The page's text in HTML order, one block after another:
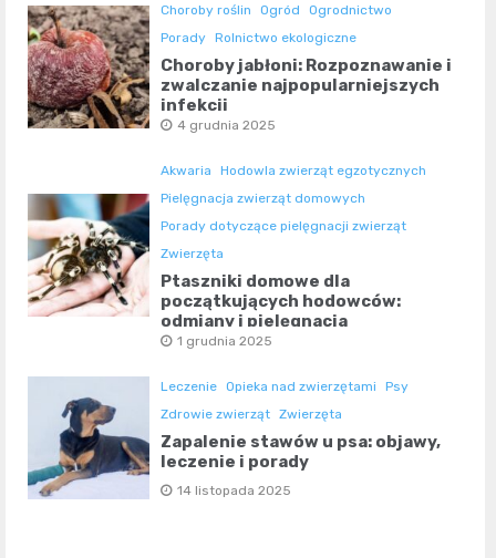
Choroby roślin Ogród
Ogrodnictwo
Porady Rolnictwo ekologiczne
Choroby jabłoni: Rozpoznawanie i
zwalczanie najpopularniejszych
infekcji
4 grudnia 2025
Akwaria
Hodowla zwierząt egzotycznych
Pielęgnacja zwierząt domowych
Porady dotyczące pielęgnacji zwierząt
Zwierzęta
Ptaszniki domowe dla
początkujących hodowców:
odmiany i pielęgnacja
1 grudnia 2025
Leczenie Opieka nad zwierzętami
Psy
Zdrowie zwierząt Zwierzęta
Zapalenie stawów u psa: objawy,
leczenie i porady
14 listopada 2025